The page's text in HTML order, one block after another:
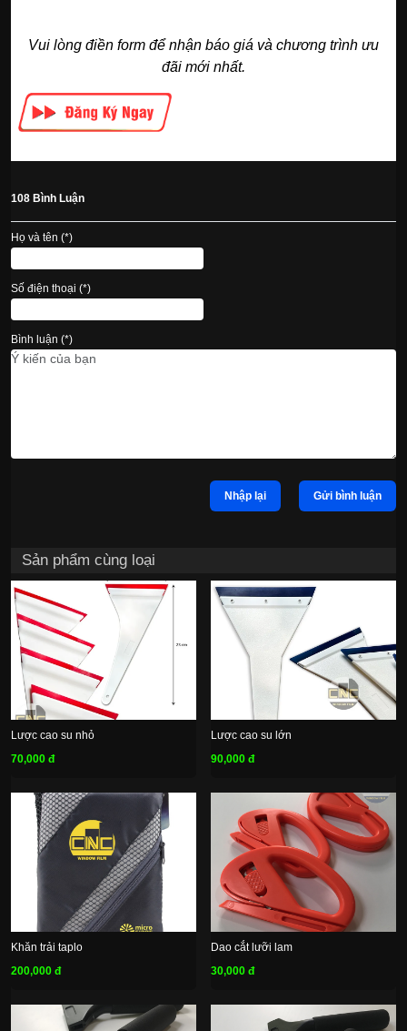
Vui lòng điền form để nhận báo giá và chương trình ưu
đãi mới nhất.
108 Bình Luận
Họ và tên (*)
Số điện thoại (*)
Bình luận (*)
Nhập lại Gửi bình luận
Sản phẩm cùng loại
Lược cao su nhỏ
70,000 đ
Lược cao su lớn
90,000 đ
Khăn trải taplo
200,000 đ
Dao cắt lưỡi lam
30,000 đ